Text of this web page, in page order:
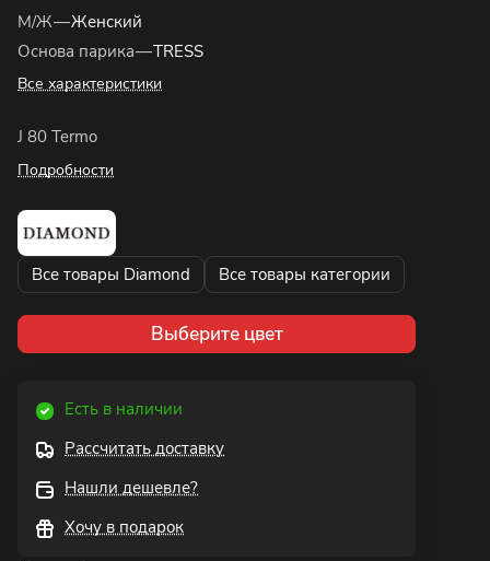
М/Ж—Женский
Основа парика—TRESS
Все характеристики
J 80 Termo
Подробности
Все товары Diamond Все товары категории
Выберите цвет
Есть в наличии
Рассчитать доставку
Нашли дешевле?
Хочу в подарок